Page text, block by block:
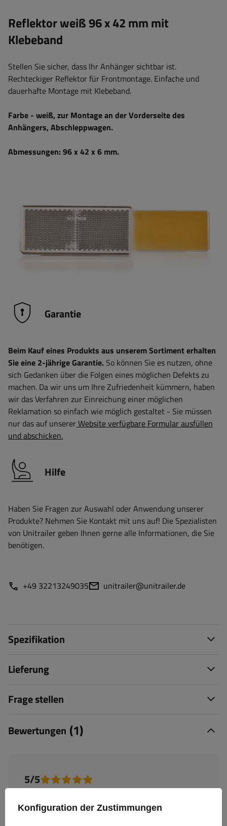
Reflektor weiß 96 x 42 mm mit
Klebeband
Stellen Sie sicher, dass Ihr Anhänger sichtbar ist.
Rechteckiger Reflektor für Frontmontage. Einfache und
dauerhafte Montage mit Klebeband.
Farbe - weiß, zur Montage an der Vorderseite des
Anhängers, Abschleppwagen.
Abmessungen: 96 x 42 x 6 mm.
Garantie
Beim Kauf eines Produkts aus unserem Sortiment erhalten
Sie eine 2-jährige Garantie. So können Sie es nutzen, ohne
sich Gedanken über die Folgen eines möglichen Defekts zu
machen. Da wir uns um Ihre Zufriedenheit kümmern, haben
wir das Verfahren zur Einreichung einer möglichen
Reklamation so einfach wie möglich gestaltet - Sie müssen
nur das auf unsererWebsite verfügbare Formular ausfüllen
und abschicken.
Hilfe
Haben Sie Fragen zur Auswahl oder Anwendung unserer
Produkte? Nehmen Sie Kontakt mit uns auf! Die Spezialisten
von Unitrailer geben Ihnen gerne alle Informationen, die Sie
benötigen.
+49 32213249035 unitrailer@unitrailer.de
Spezifikation
Lieferung
Frage stellen
Bewertungen (1)
5/5
Anzahl der abgegebenen Bewertungen: 1
Konfiguration der Zustimmungen